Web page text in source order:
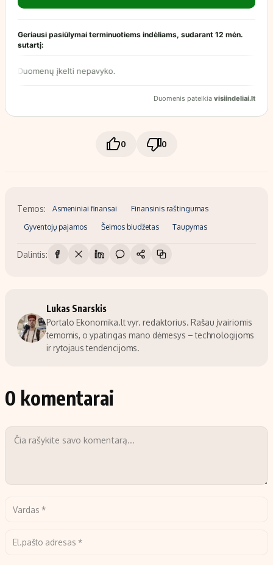
0 0
Temos: Asmeniniai finansai Finansinis raštingumas
Gyventojų pajamos Šeimos biudžetas Taupymas
Dalintis:
Lukas Snarskis
Portalo Ekonomika.lt vyr. redaktorius. Rašau įvairiomis
temomis, o ypatingas mano dėmesys – technologijoms
ir rytojaus tendencijoms.
0 komentarai